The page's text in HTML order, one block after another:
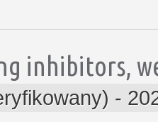
inhibitors,
-